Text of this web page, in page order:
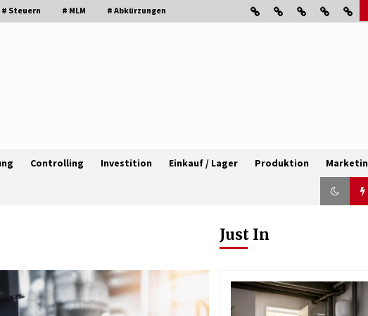
# Steuern # MLM # Abkürzungen
Controlling Investition Einkauf / Lager Produktion
Granulieren von Kunststoff: Welche
Faktoren die Produktionsqualität
beeinflussen
1 Monat ago
Maschinen,
verwertet
1 Monat
Just In